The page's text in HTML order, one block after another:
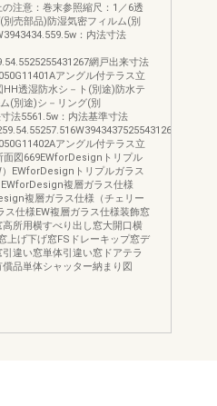
注意：巻末参照縮尺：1／6透
売部品)防湿気密フィルム(別
：内法寸法
網戸出来寸法
アングル付テラス立
透湿防水シ－ト(別途)防水テ
(別途)シ－リング(別
法5561.5w：内法基準寸法
アングル付テラス立
面図669EWforDesignトリプル
EWforDesignトリプルガラス
複層ガラス仕様
複層ガラス仕様（チェリー
ス仕様EW複層ガラス仕様装飾窓
所用横すべり出し窓大開口横
上げ下げ窓FSドレーキップ窓デ
違い窓単体引違い窓ドアテラ
品単体シャッター納まり図